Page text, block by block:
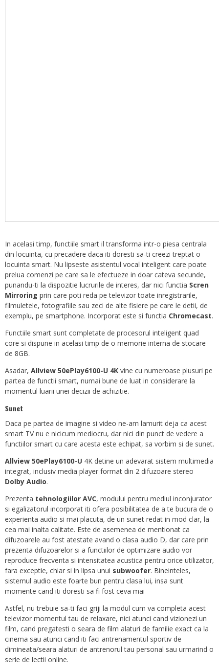
In acelasi timp, functiile smart il transforma intr-o piesa centrala
din locuinta, cu precadere daca iti doresti sa-ti creezi treptat o
locuinta smart. Nu lipseste asistentul vocal inteligent care poate
prelua comenzi pe care sa le efectueze in doar cateva secunde,
punandu-ti la dispozitie lucrurile de interes, dar nici functia Scren
Mirroring prin care poti reda pe televizor toate inregistrarile,
filmuletele, fotografiile sau zeci de alte fisiere pe care le detii, de
exemplu, pe smartphone. Incorporat este si functia Chromecast.
Functiile smart sunt completate de procesorul inteligent quad
core si dispune in acelasi timp de o memorie interna de stocare
de 8GB.
Asadar, Allview 50ePlay6100-U 4K vine cu numeroase plusuri pe
partea de functii smart, numai bune de luat in considerare la
momentul luarii unei decizii de achizitie.
Sunet
Daca pe partea de imagine si video ne-am lamurit deja ca acest
smart TV nu e nicicum mediocru, dar nici din punct de vedere a
functiilor smart cu care acesta este echipat, sa vorbim si de sunet.
Allview 50ePlay6100-U 4K detine un adevarat sistem multimedia
integrat, inclusiv media player format din 2 difuzoare stereo
Dolby Audio.
Prezenta tehnologiilor AVC, modului pentru mediul inconjurator
si egalizatorul incorporat iti ofera posibilitatea de a te bucura de o
experienta audio si mai placuta, de un sunet redat in mod clar, la
cea mai inalta calitate. Este de asemenea de mentionat ca
difuzoarele au fost atestate avand o clasa audio D, dar care prin
prezenta difuzoarelor si a functiilor de optimizare audio vor
reproduce frecventa si intensitatea acustica pentru orice utilizator,
fara exceptie, chiar si in lipsa unui subwoofer. Bineinteles,
sistemul audio este foarte bun pentru clasa lui, insa sunt
momente cand iti doresti sa fi fost ceva mai
Astfel, nu trebuie sa-ti faci griji la modul cum va completa acest
televizor momentul tau de relaxare, nici atunci cand vizionezi un
film, cand pregatesti o seara de film alaturi de familie exact ca la
cinema sau atunci cand iti faci antrenamentul sportiv de
dimineata/seara alaturi de antrenorul tau personal sau urmarind o
serie de lectii online.